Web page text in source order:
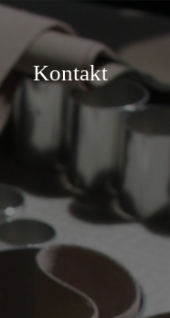
Kontakt